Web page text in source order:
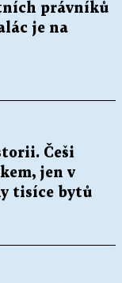
právníků
je na
Češi
jen v
tisíce bytů